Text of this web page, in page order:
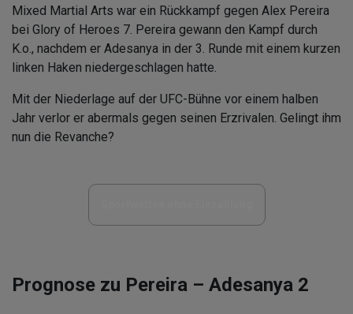
Mixed Martial Arts war ein Rückkampf gegen Alex Pereira
bei Glory of Heroes 7. Pereira gewann den Kampf durch
K.o., nachdem er Adesanya in der 3. Runde mit einem kurzen
linken Haken niedergeschlagen hatte.
Mit der Niederlage auf der UFC-Bühne vor einem halben
Jahr verlor er abermals gegen seinen Erzrivalen. Gelingt ihm
nun die Revanche?
Prognose zu Pereira – Adesanya 2